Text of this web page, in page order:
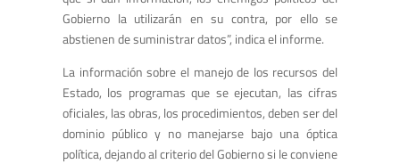
Gobierno la utilizarán en su contra, por ello se
abstienen de suministrar datos”, indica el informe.
La información sobre el manejo de los recursos del
Estado, los programas que se ejecutan, las cifras
oficiales, las obras, los procedimientos, deben ser del
dominio público y no manejarse bajo una óptica
política, dejando al criterio del Gobierno si le conviene